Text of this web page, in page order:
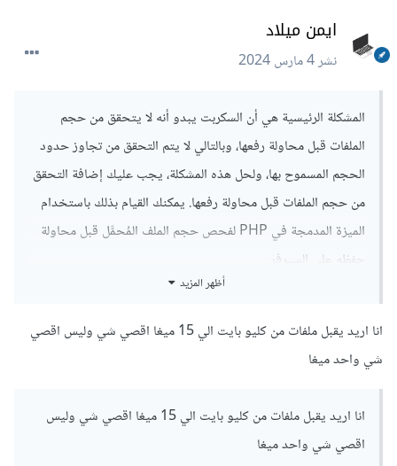
ايمن ميلاد
نشر4 مارس 2024
المشكلة الرئيسية هي أن السكربت يبدو أنه لا يتحقق من حجم
الملفات قبل محاولة رفعها، وبالتالي لا يتم التحقق من تجاوز حدود
الحجم المسموح بها، ولحل هذه المشكلة، يجب عليك إضافة التحقق
من حجم الملفات قبل محاولة رفعها. يمكنك القيام بذلك باستخدام
الميزة المدمجة في PHP لفحص حجم الملف المُحمَّل قبل محاولة
حفظه على السيرفر.
ثم مقارنة حجم الملف الذي تم تحميله مع الحد الأقصى المسموح به،
ف إذا كان حجم الملف يتجاوز الحد الأقصى المسموح به، فسوف يتم
للسكريبت الخاص بك ليتماشى مع ما ذكرته:
أظهر المزيد
انا اريد يقبل ملفات من كليو بايت الي 15 ميغا اقصي شي وليس اقصي
شي واحد ميغا
انا اريد يقبل ملفات من كليو بايت الي 15 ميغا اقصي شي وليس
اقصي شي واحد ميغا